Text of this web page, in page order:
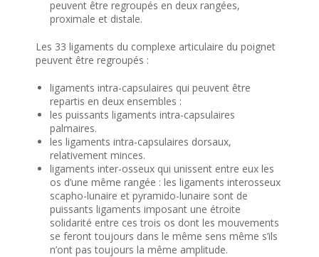
peuvent être regroupés en deux rangées,
proximale et distale.
Les 33 ligaments du complexe articulaire du poignet
peuvent être regroupés :
ligaments intra-capsulaires qui peuvent être
repartis en deux ensembles :
les puissants ligaments intra-capsulaires
palmaires.
les ligaments intra-capsulaires dorsaux,
relativement minces.
ligaments inter-osseux qui unissent entre eux les
os d’une même rangée : les ligaments interosseux
scapho-lunaire et pyramido-lunaire sont de
puissants ligaments imposant une étroite
solidarité entre ces trois os dont les mouvements
se feront toujours dans le même sens même s’ils
n’ont pas toujours la même amplitude.